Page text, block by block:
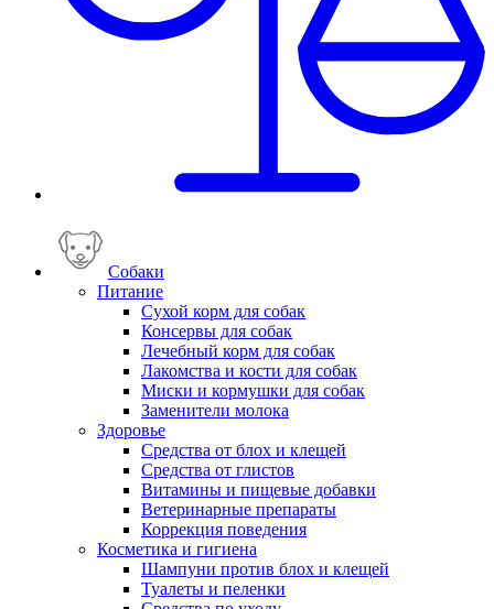
Собаки
Питание
Сухой корм для собак
Консервы для собак
Лечебный корм для собак
Лакомства и кости для собак
Миски и кормушки для собак
Заменители молока
Здоровье
Средства от блох и клещей
Средства от глистов
Витамины и пищевые добавки
Ветеринарные препараты
Коррекция поведения
Косметика и гигиена
Шампуни против блох и клещей
Туалеты и пеленки